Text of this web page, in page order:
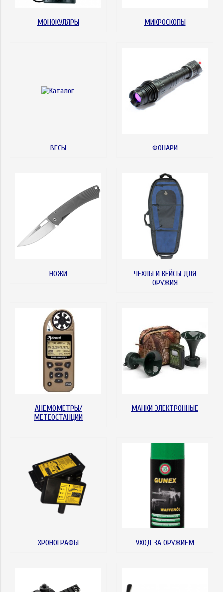
МОНОКУЛЯРЫ МИКРОСКОПЫ
ВЕСЫ ФОНАРИ
НОЖИ
ЧЕХЛЫ И КЕЙСЫ ДЛЯ
ОРУЖИЯ
АНЕМОМЕТРЫ/
МЕТЕОСТАНЦИИ
МАНКИ ЭЛЕКТРОННЫЕ
ХРОНОГРАФЫ УХОД ЗА ОРУЖИЕМ